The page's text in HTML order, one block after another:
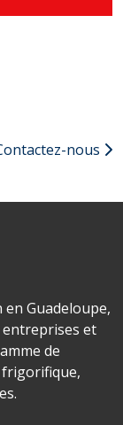
nous
Guadeloupe,
entreprises et
de
frigorifique,